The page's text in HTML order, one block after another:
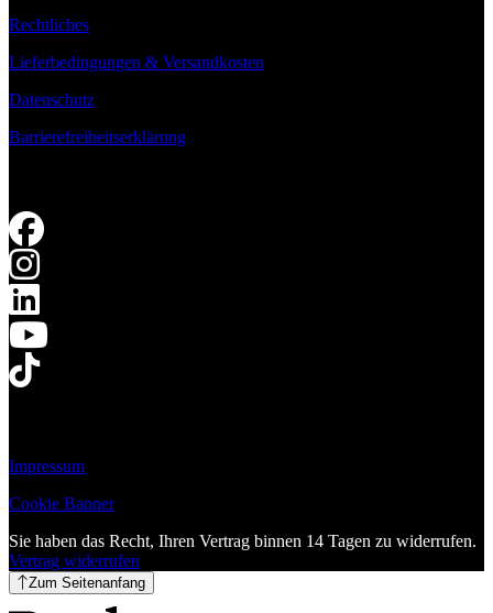
Rechtliches
Lieferbedingungen & Versandkosten
Datenschutz
Barrierefreiheitserklärung
Impressum
Cookie Banner
Sie haben das Recht, Ihren Vertrag binnen 14 Tagen zu widerrufen.
Vertrag widerrufen
Zum Seitenanfang